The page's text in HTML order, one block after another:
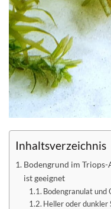
Inhaltsverzeichnis
Bodengrund im
ist geeignet
Bodengranulat und
Heller oder dunkler